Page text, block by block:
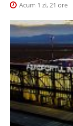
Acum 1 zi, 21 ore